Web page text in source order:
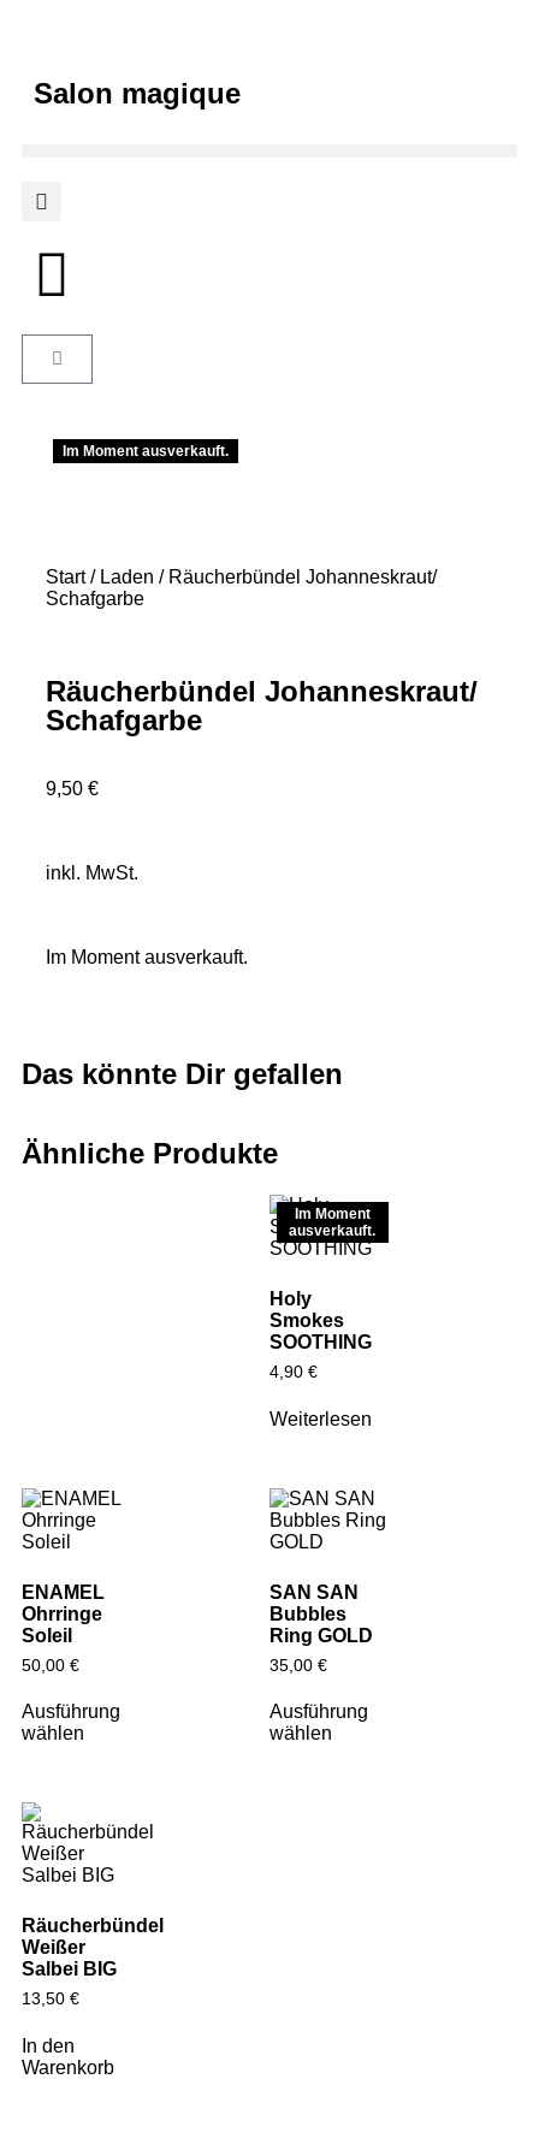
Salon magique
Im Moment ausverkauft.
Start/ Laden / Räucherbündel Johanneskraut/
Schafgarbe
Räucherbündel Johanneskraut/
Schafgarbe
9,50 €
inkl. MwSt.
Im Moment ausverkauft.
Das könnte Dir gefallen
Ähnliche Produkte
Im Moment
ausverkauft.
Holy
Smokes
SOOTHING
4,90 €
Weiterlesen
ENAMEL
Ohrringe
Soleil
50,00 €
Ausführung
wählen
SAN SAN
Bubbles
Ring GOLD
35,00 €
Ausführung
wählen
Räucherbündel
Weißer
Salbei BIG
13,50 €
In den
Warenkorb